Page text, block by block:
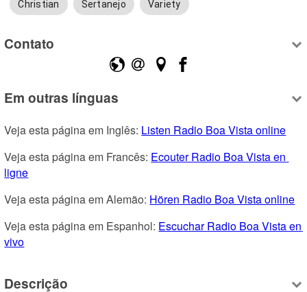
Christian Sertanejo Variety
Contato
Em outras línguas
Veja esta página em Inglês: Listen Radio Boa Vista online
Veja esta página em Francês: Ecouter Radio Boa Vista en
ligne
Veja esta página em Alemão: Hören Radio Boa Vista online
Veja esta página em Espanhol: Escuchar Radio Boa Vista en
vivo
Descrição